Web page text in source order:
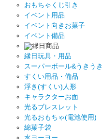
おもちゃくじ引き
イベント用品
イベント向きお菓子
イベント備品
縁日商品
縁日玩具・用品
スーパーボール&うきうき
すくい用品・備品
浮き(すくい)人形
キャラクターお面
光るブレスレット
光るおもちゃ(電池使用)
綿菓子袋